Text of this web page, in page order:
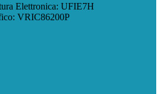
Elettronica: UFIE7H
VRIC86200P